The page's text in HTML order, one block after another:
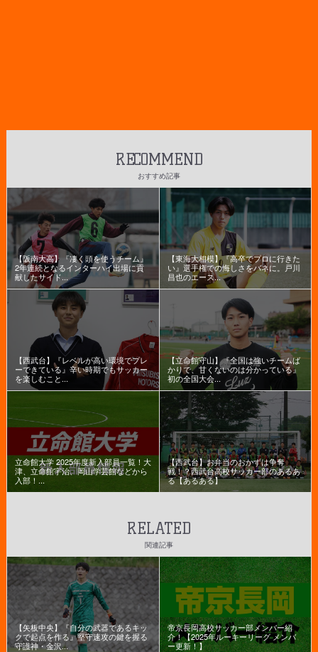
RECOMMEND
おすすめ記事
【阪南大高】『凄く頭を使うチーム』
2年連続となるインターハイ出場に貢
献したサイド...
【東海大相模】『高卒でプロに行きた
い』選手権での悔しさをバネに。戸川
昌也のエース...
【西武台】『レベルが高い環境でプレ
ーできている』辛い時期でもサッカー
を楽しむこと...
【立命館守山】『全国は強いチームば
かりで、甘くないのは分かっている』
初の全国大会...
立命館大学 2025年度新入部員一覧！大
津、立命館宇治、岡山学芸館などから
入部！...
【西武台】お弁当のおかずは争奪
戦！？西武台高校サッカー部のあるあ
る【あるある】
RELATED
関連記事
【矢板中央】『自分の武器であるキッ
クで起点を作る』堅守速攻の鍵を握る
守護神・金沢...
帝京長岡高校サッカー部メンバー紹
介！【2025年ルーキーリーグ メンバ
ー更新！】